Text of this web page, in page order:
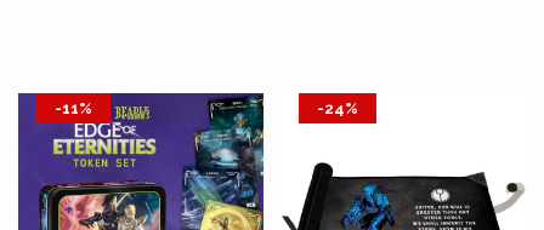
-11% -24%